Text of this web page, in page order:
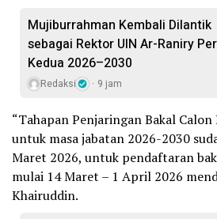
Mujiburrahman Kembali Dilantik
sebagai Rektor UIN Ar-Raniry
Kedua 2026–2030
Redaksi 9 jam
“Tahapan Penjaringan Bakal
untuk masa jabatan 2026-2030
Maret 2026, untuk pendaftaran
mulai 14 Maret – 1 April 2026
Khairuddin.